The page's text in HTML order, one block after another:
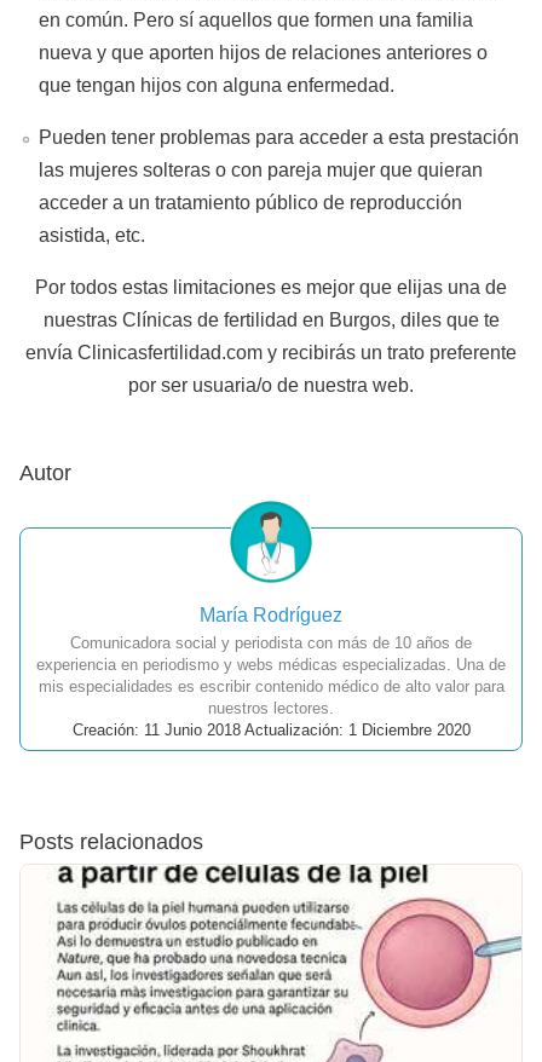
en común. Pero sí aquellos que formen una familia
nueva y que aporten hijos de relaciones anteriores o
que tengan hijos con alguna enfermedad.
Pueden tener problemas para acceder a esta prestación
las mujeres solteras o con pareja mujer que quieran
acceder a un tratamiento público de reproducción
asistida, etc.
Por todos estas limitaciones es mejor que elijas una de
nuestras Clínicas de fertilidad en Burgos, diles que te
envía Clinicasfertilidad.com y recibirás un trato preferente
por ser usuaria/o de nuestra web.
Autor
María Rodríguez
Comunicadora social y periodista con más de 10 años de
experiencia en periodismo y webs médicas especializadas. Una de
mis especialidades es escribir contenido médico de alto valor para
nuestros lectores.
Creación: 11 Junio 2018 Actualización: 1 Diciembre 2020
Posts relacionados